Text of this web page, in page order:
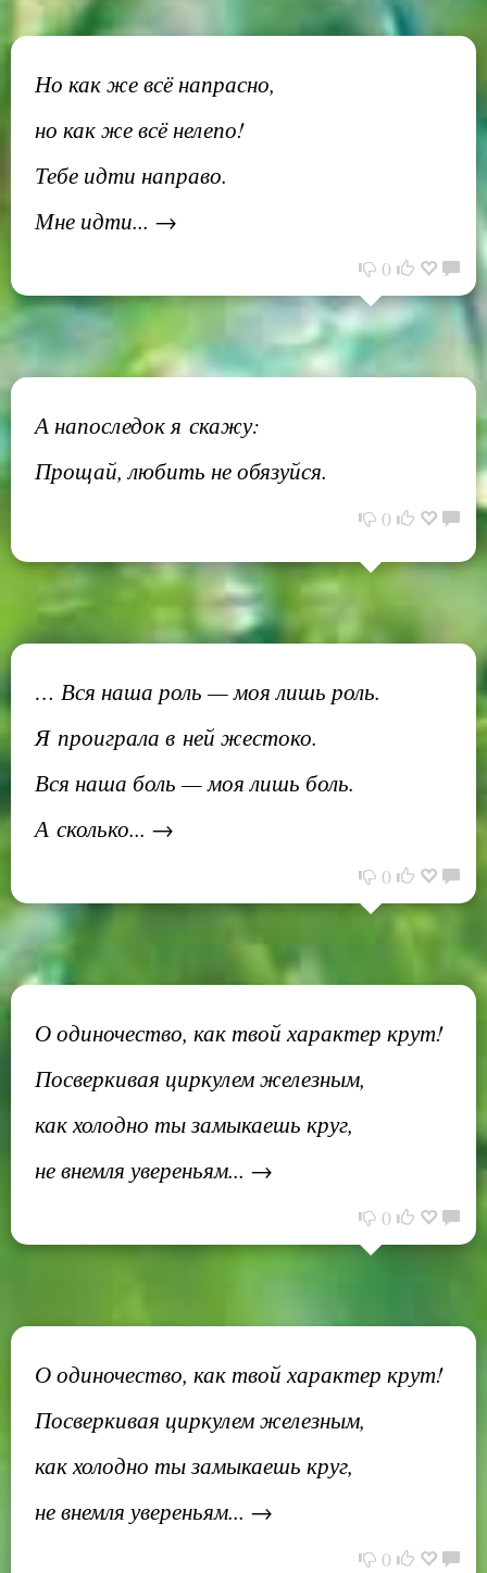
Но как же всё напрасно,
но как же всё нелепо!
Тебе идти направо.
Мне идти... →
0
А напоследок я скажу:
Прощай, любить не обязуйся.
0
… Вся наша роль — моя лишь роль.
Я проиграла в ней жестоко.
Вся наша боль — моя лишь боль.
А сколько... →
0
О одиночество, как твой характер крут!
Посверкивая циркулем железным,
как холодно ты замыкаешь круг,
не внемля увереньям... →
0
О одиночество, как твой характер крут!
Посверкивая циркулем железным,
как холодно ты замыкаешь круг,
не внемля увереньям... →
0